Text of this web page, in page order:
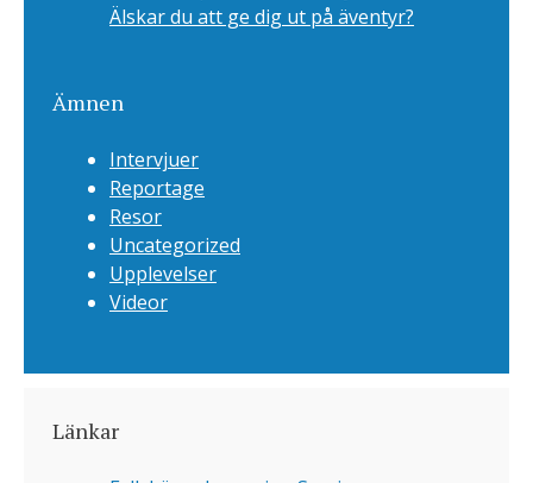
Älskar du att ge dig ut på äventyr?
Ämnen
Intervjuer
Reportage
Resor
Uncategorized
Upplevelser
Videor
Länkar